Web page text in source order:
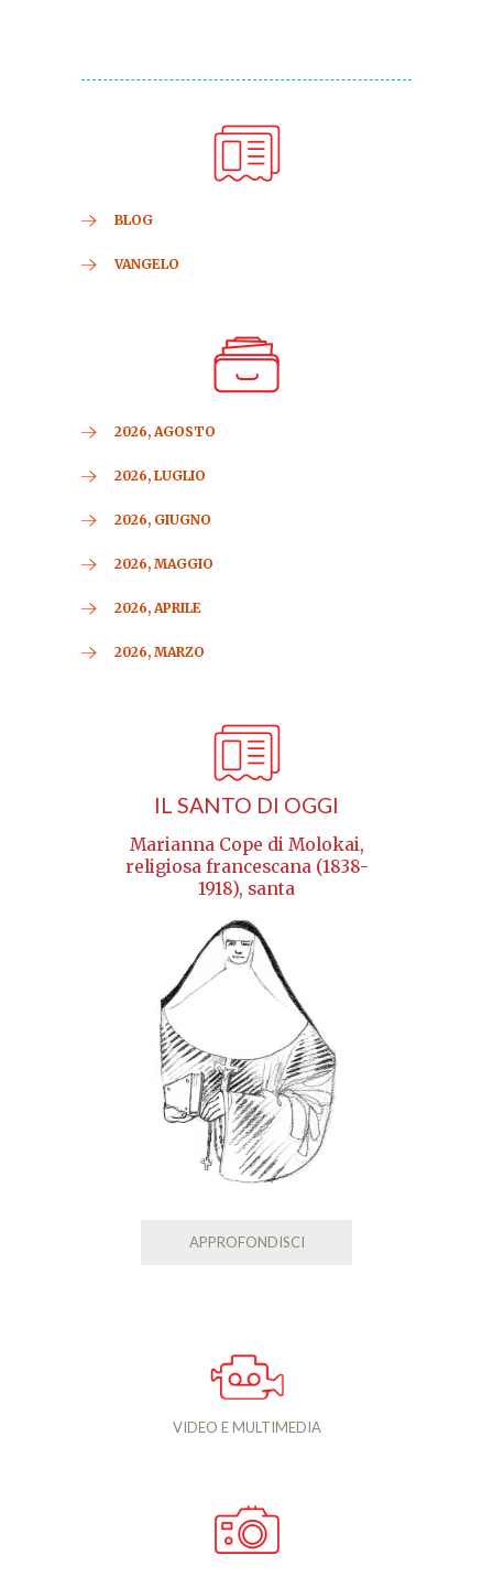
BLOG
VANGELO
2026, AGOSTO
2026, LUGLIO
2026, GIUGNO
2026, MAGGIO
2026, APRILE
2026, MARZO
IL SANTO DI OGGI
Marianna Cope di Molokai,
religiosa francescana (1838-
1918), santa
APPROFONDISCI
VIDEO E MULTIMEDIA